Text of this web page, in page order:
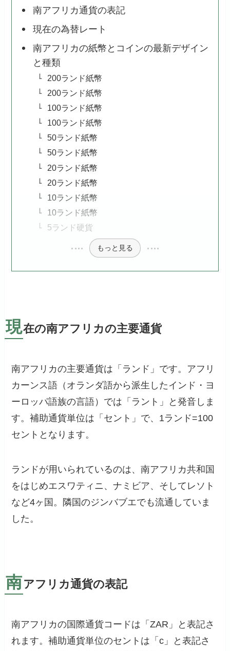
南アフリカ通貨の表記
現在の為替レート
南アフリカの紙幣とコインの最新デザイン
と種類
200ランド紙幣
200ランド紙幣
100ランド紙幣
100ランド紙幣
50ランド紙幣
50ランド紙幣
20ランド紙幣
20ランド紙幣
10ランド紙幣
10ランド紙幣
5ランド硬貨
もっと見る
現在の南アフリカの主要通貨
南アフリカの主要通貨は「ランド」です。アフリ
カーンス語（オランダ語から派生したインド・ヨ
ーロッパ語族の言語）では「ラント」と発音しま
す。補助通貨単位は「セント」で、1ランド=100
セントとなります。
ランドが用いられているのは、南アフリカ共和国
をはじめエスワティニ、ナミビア、そしてレソト
など4ヶ国。隣国のジンバブエでも流通していま
した。
南アフリカ通貨の表記
南アフリカの国際通貨コードは「ZAR」と表記さ
れます。補助通貨単位のセントは「c」と表記さ